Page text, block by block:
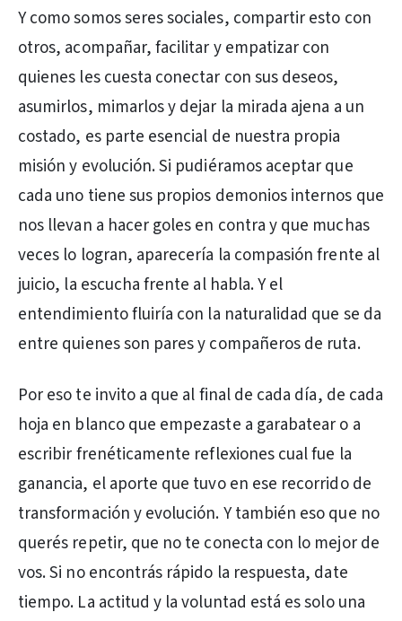
Y como somos seres sociales, compartir esto con
otros, acompañar, facilitar y empatizar con
quienes les cuesta conectar con sus deseos,
asumirlos, mimarlos y dejar la mirada ajena a un
costado, es parte esencial de nuestra propia
misión y evolución. Si pudiéramos aceptar que
cada uno tiene sus propios demonios internos que
nos llevan a hacer goles en contra y que muchas
veces lo logran, aparecería la compasión frente al
juicio, la escucha frente al habla. Y el
entendimiento fluiría con la naturalidad que se da
entre quienes son pares y compañeros de ruta.
Por eso te invito a que al final de cada día, de cada
hoja en blanco que empezaste a garabatear o a
escribir frenéticamente reflexiones cual fue la
ganancia, el aporte que tuvo en ese recorrido de
transformación y evolución. Y también eso que no
querés repetir, que no te conecta con lo mejor de
vos. Si no encontrás rápido la respuesta, date
tiempo. La actitud y la voluntad está es solo una